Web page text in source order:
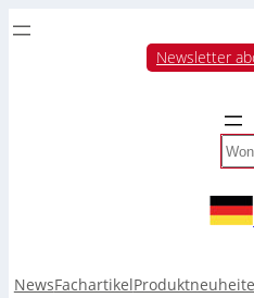
Newsletter
Search
NewsFachartikel